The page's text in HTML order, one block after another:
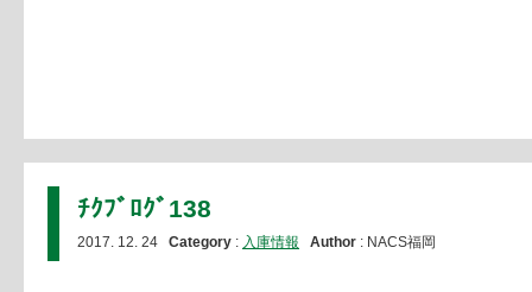
ﾁｸﾌﾞﾛｸﾞ138
2017. 12. 24 Category : 入庫情報 Author : NACS福岡